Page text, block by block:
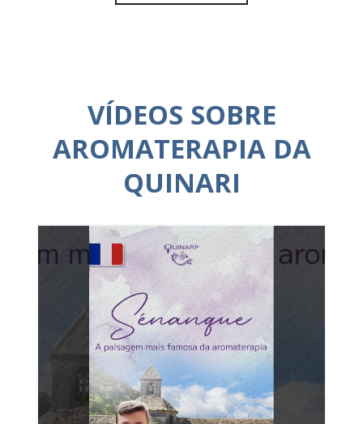
VÍDEOS SOBRE
AROMATERAPIA DA
QUINARI